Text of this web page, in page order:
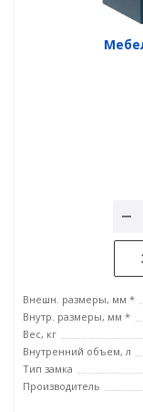
Внешн. размеры, мм *
Внутр. размеры, мм *
Вес, кг
Внутренний объем, л
Тип замка
Производитель